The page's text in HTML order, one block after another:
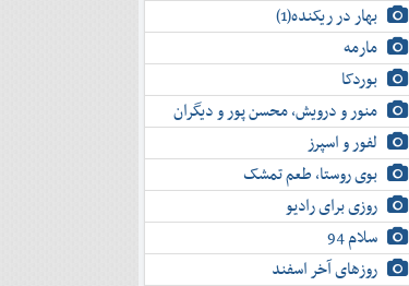
بهار در ریکنده(1)
مارمه
بوردکا
منور و درویش، محسن پور و دیگران
لفور و اسپرز
بوی روستا، طعم تمشک
روزی برای رادیو
سلام 94
روزهای آخر اسفند